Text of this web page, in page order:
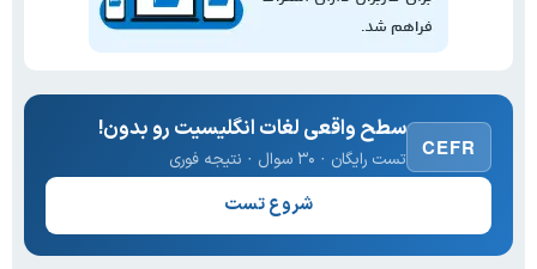
CEFR
سطح واقعی لغات انگلیسیت رو بدون!
تست رایگان · ۳۰ سوال · نتیجه فوری
شروع تست